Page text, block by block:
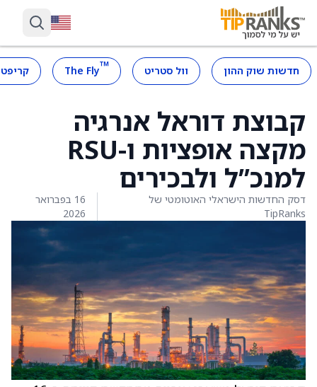
חדשות שוק ההון וול סטריט ™
The Fly
קבוצת דוראל אנרגיה
מקצה אופציות ו-RSU
למנכ”ל ולבכירים
דסק החדשות הישראלי האוטומטי של
TipRanks
16 בפברואר
2026